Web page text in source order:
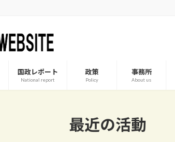
国政レポート
National report
政策
Policy
事務所
About us
最近の活動